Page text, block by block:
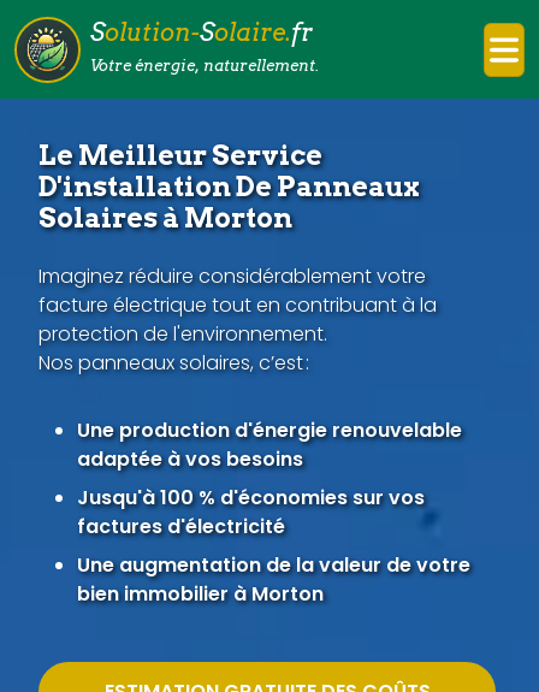
Solution-Solaire.fr
Votre énergie, naturellement.
Le Meilleur Service
D'installation De Panneaux
Solaires à Morton
Imaginez réduire considérablement votre
facture électrique tout en contribuant à la
protection de l'environnement.
Nos panneaux solaires, c’est :
Une production d'énergie renouvelable
adaptée à vos besoins
Jusqu'à 100 % d'économies sur vos
factures d'électricité
Une augmentation de la valeur de votre
bien immobilier à Morton